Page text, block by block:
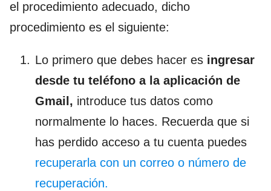
el procedimiento adecuado, dicho
procedimiento es el siguiente:
Lo primero que debes hacer es ingresar
desde tu teléfono a la aplicación de
Gmail, introduce tus datos como
normalmente lo haces. Recuerda que si
has perdido acceso a tu cuenta puedes
recuperarla con un correo o número de
recuperación.